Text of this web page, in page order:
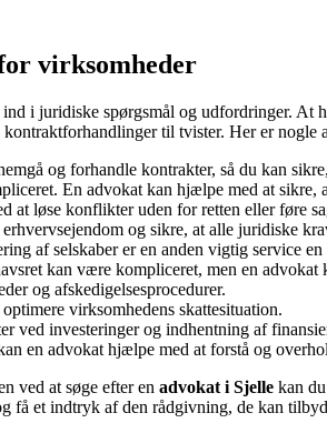
virksomheder
i juridiske spørgsmål og udfordringer. At
til tvister. Her er
og forhandle kontrakter, så du kan
En advokat kan hjælpe med at sikre,
at løse konflikter uden for retten eller føre
og sikre, at alle juridiske
af selskaber er en anden vigtig service
kan være kompliceret, men en advokat
og afskedigelsesprocedurer.
virksomhedens skattesituation.
ved investeringer og indhentning af
en advokat hjælpe med at forstå og
ved at søge efter en advokat i Sjelle kan
få et indtryk af den rådgivning, de kan